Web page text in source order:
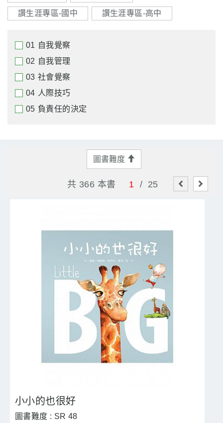
讚生涯專區-國中 讚生涯專區-高中
01 自我覺察
02 自我管理
03 社會覺察
04 人際技巧
05 負責任的決定
圖書難度
共 366 本書 1 / 25
小小的也很好
SR 48